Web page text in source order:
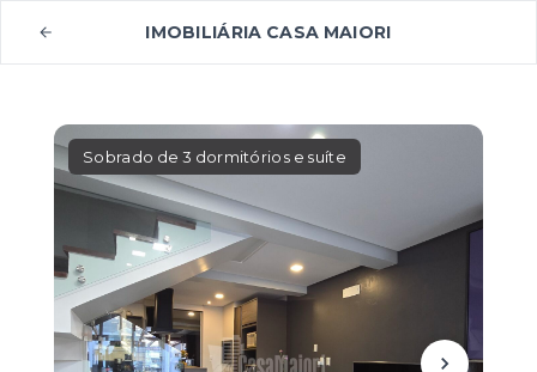
IMOBILIÁRIA CASA MAIORI
Sobrado de 3 dormitórios e suíte